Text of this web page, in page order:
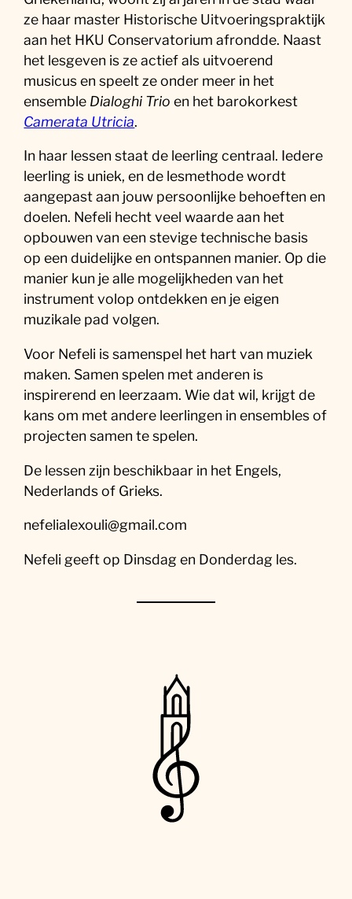
ze haar master Historische Uitvoeringspraktijk
aan het HKU Conservatorium afrondde. Naast
het lesgeven is ze actief als uitvoerend
musicus en speelt ze onder meer in het
ensemble Dialoghi Trio en het barokorkest
Camerata Utricia.
In haar lessen staat de leerling centraal. Iedere
leerling is uniek, en de lesmethode wordt
aangepast aan jouw persoonlijke behoeften en
doelen. Nefeli hecht veel waarde aan het
opbouwen van een stevige technische basis
op een duidelijke en ontspannen manier. Op die
manier kun je alle mogelijkheden van het
instrument volop ontdekken en je eigen
muzikale pad volgen.
Voor Nefeli is samenspel het hart van muziek
maken. Samen spelen met anderen is
inspirerend en leerzaam. Wie dat wil, krijgt de
kans om met andere leerlingen in ensembles of
projecten samen te spelen.
De lessen zijn beschikbaar in het Engels,
Nederlands of Grieks.
nefelialexouli@gmail.com
Nefeli geeft op Dinsdag en Donderdag les.